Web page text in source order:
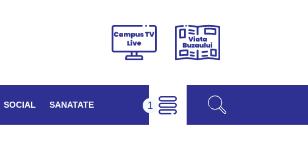
Campus
Viața
SOCIAL SANATATE